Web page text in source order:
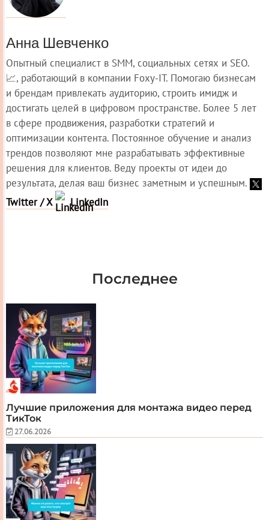
Анна Шевченко
Опытный специалист в SMM, социальных сетях и SEO.
📈, работающий в компании Foxy-IT. Помогаю бизнесам
и брендам привлекать аудиторию, строить имидж и
достигать целей в цифровом пространстве. Более 5 лет
в сфере продвижения, разработки стратегий и
оптимизации контента. Постоянное обучение и анализ
трендов позволяют мне разрабатывать эффективные
решения для клиентов. Веду проекты от идеи до
результата, делая ваш бизнес заметным и успешным.
Twitter / X
LinkedIn
Последнее
Лучшие приложения для монтажа видео перед
ТикТок
27.06.2026